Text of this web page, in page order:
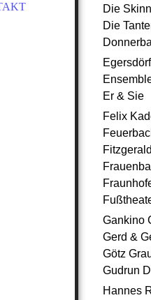
Die
Die
Er & Sie
Felix
Gankino
Gerd &
Götz
Gudrun
Hannes